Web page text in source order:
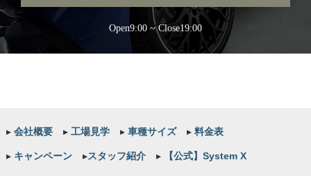
Open9:00 ~ Close19:00
▸会社概要 ▸工場見学 ▸車種サイズ ▸料金表
▸キャンペーン ▸スタッフ紹介 ▸【公式】System X